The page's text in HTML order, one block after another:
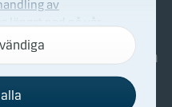
Investerarinformation
av